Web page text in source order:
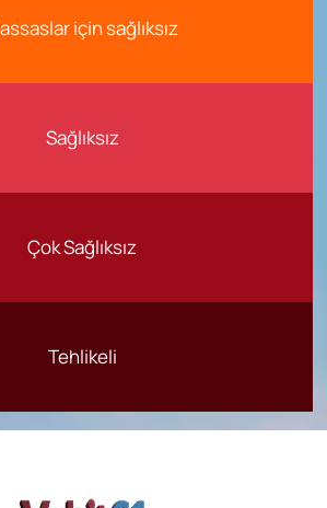
için sağlıksız
Sağlıksız
Çok Sağlıksız
Tehlikeli